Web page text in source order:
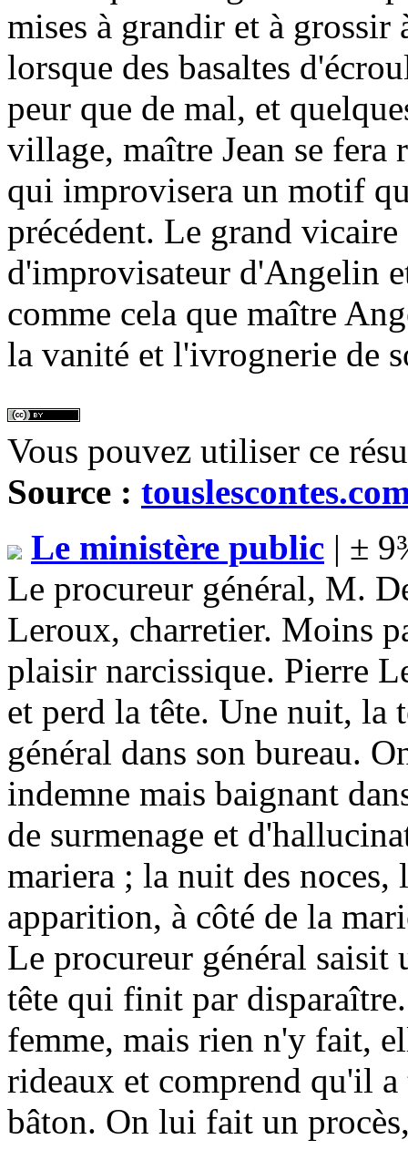
mises à grandir et à grossir
lorsque des basaltes
peur que de mal, et
village, maître Jean se fera
qui improvisera un motif
précédent. Le grand
d'improvisateur d'Angelin
comme cela que maître
la vanité et l'ivrognerie de
Vous pouvez utiliser ce
Source :
Le ministère public | ±
Le procureur général, M.
Leroux, charretier. Moins
plaisir narcissique. Pierre
et perd la tête. Une nuit, la
général dans son bureau.
indemne mais baignant
de surmenage et
mariera ; la nuit des noces,
apparition, à côté de la
Le procureur général saisit
tête qui finit par
femme, mais rien n'y fait,
rideaux et comprend qu'il a
bâton. On lui fait un